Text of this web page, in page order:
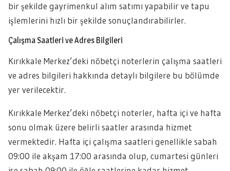
bir şekilde gayrimenkul alım satımı yapabilir ve tapu
işlemlerini hızlı bir şekilde sonuçlandırabilirler.
Çalışma Saatleri ve Adres Bilgileri
Kırıkkale Merkez’deki nöbetçi noterlerin çalışma saatleri
ve adres bilgileri hakkında detaylı bilgilere bu bölümde
yer verilecektir.
Kırıkkale Merkez’deki nöbetçi noterler, hafta içi ve hafta
sonu olmak üzere belirli saatler arasında hizmet
vermektedir. Hafta içi çalışma saatleri genellikle sabah
09:00 ile akşam 17:00 arasında olup, cumartesi günleri